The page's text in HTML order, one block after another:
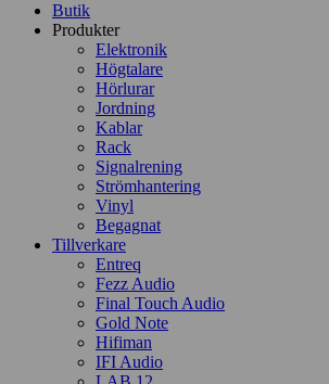
Butik
Produkter
Elektronik
Högtalare
Hörlurar
Jordning
Kablar
Rack
Signalrening
Strömhantering
Vinyl
Begagnat
Tillverkare
Entreq
Fezz Audio
Final Touch Audio
Gold Note
Hifiman
IFI Audio